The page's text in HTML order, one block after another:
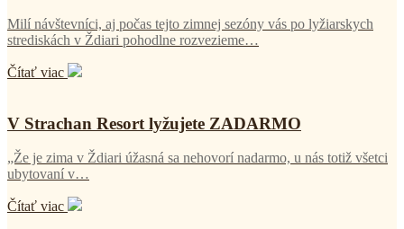
Milí návštevníci, aj počas tejto zimnej sezóny vás po lyžiarskych
strediskách v Ždiari pohodlne rozvezieme…
Čítať viac
V Strachan Resort lyžujete ZADARMO
„Že je zima v Ždiari úžasná sa nehovorí nadarmo, u nás totiž všetci
ubytovaní v…
Čítať viac